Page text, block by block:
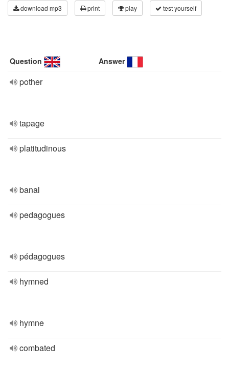
download mp3 print play test yourself
Question Answer
pother
tapage
platitudinous
banal
pedagogues
pédagogues
hymned
hymne
combated